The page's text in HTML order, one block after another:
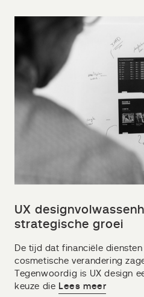
UX
strategische groei
De tijd dat financiële
cosmetische verandering
Tegenwoordig is UX design
keuze die Lees meer